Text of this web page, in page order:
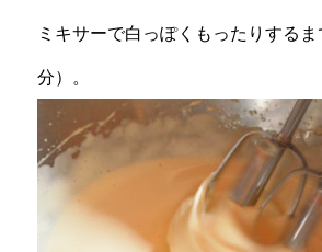
ミキサーで白っぽくもったりする
分）。